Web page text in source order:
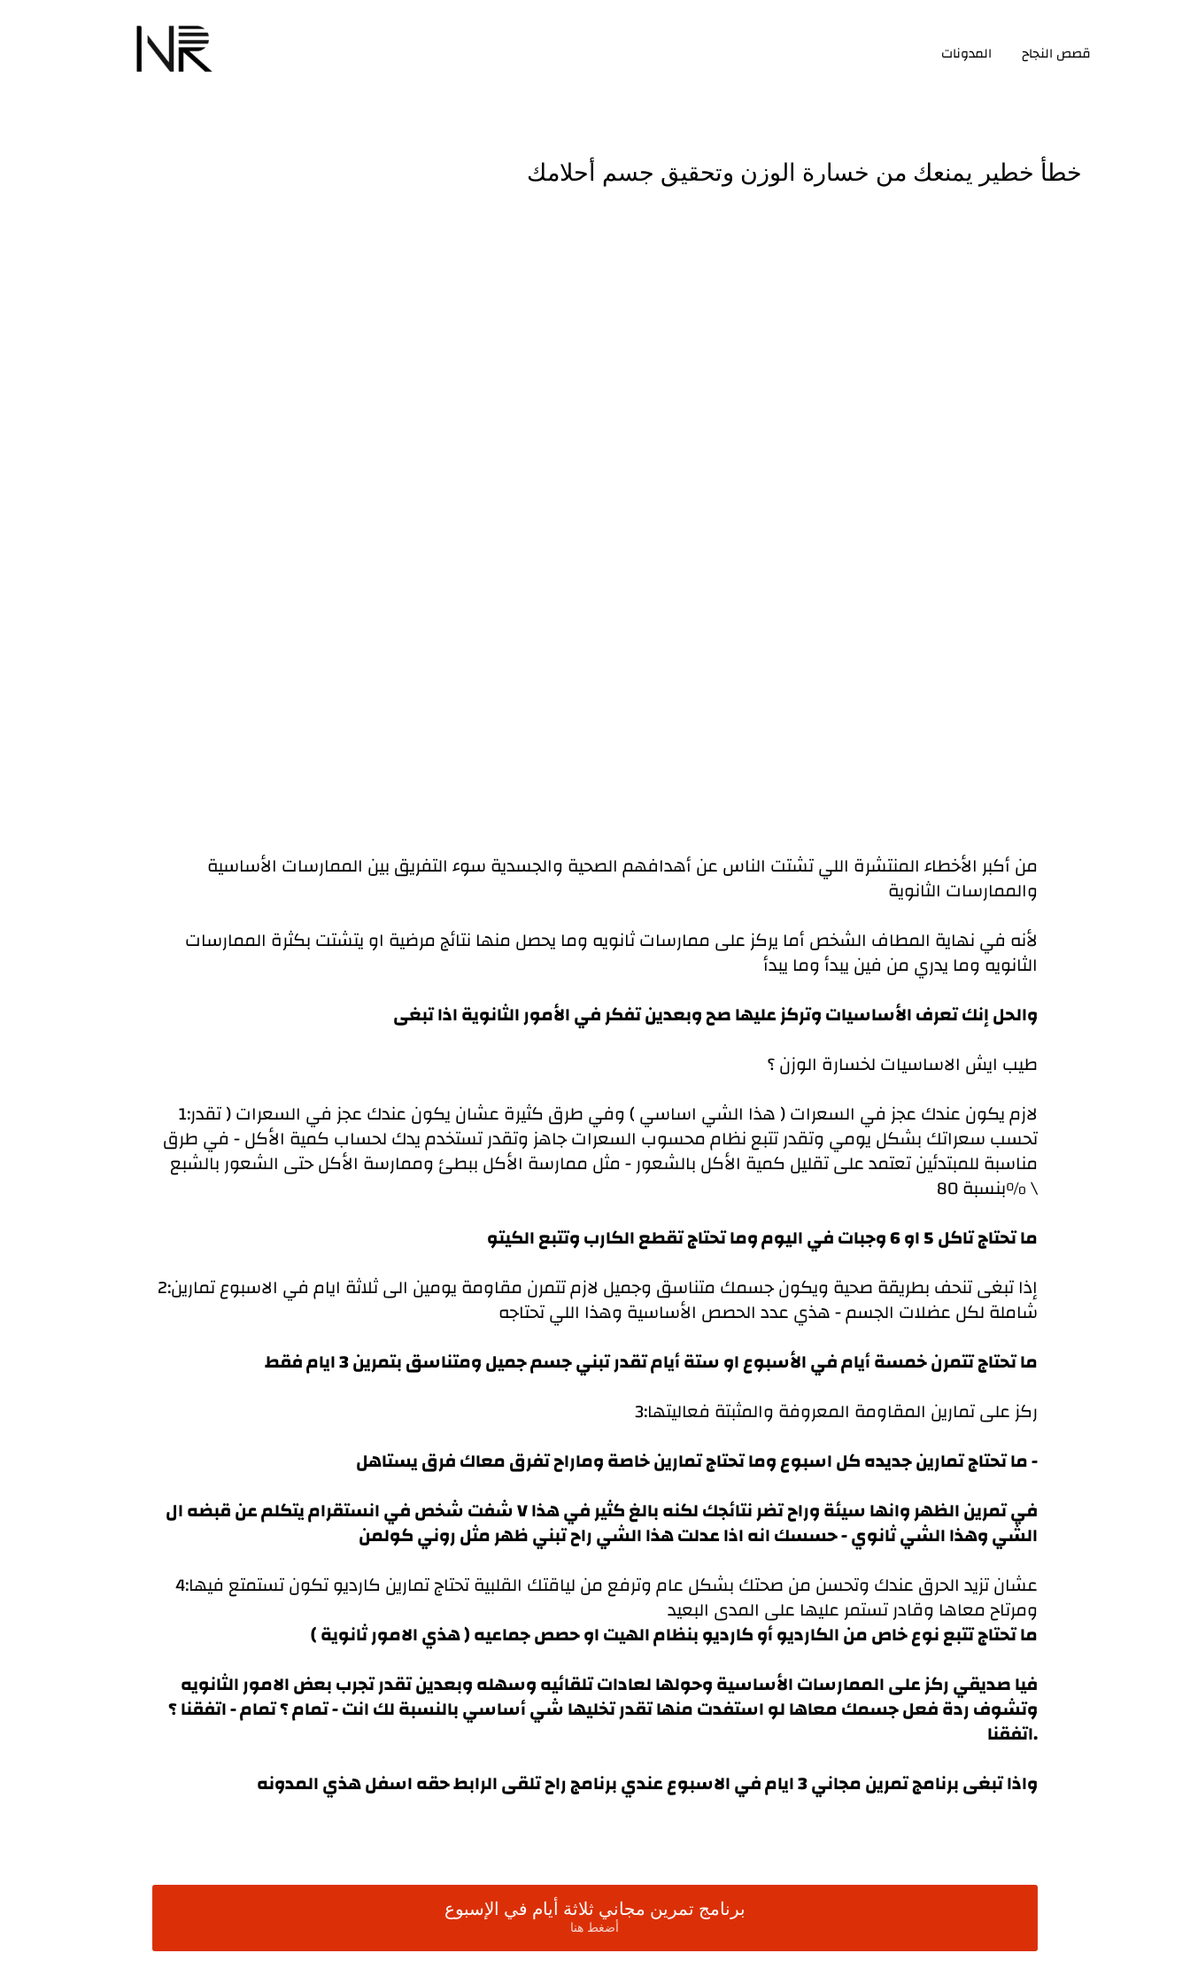
المدونات قصص النجاح
خطأ خطير يمنعك من خسارة الوزن وتحقيق جسم أحلامك
من أكبر الأخطاء المنتشرة اللي تشتت الناس عن أهدافهم الصحية والجسدية سوء التفريق بين الممارسات الأساسية
والممارسات الثانوية
لأنه في نهاية المطاف الشخص أما يركز على ممارسات ثانويه وما يحصل منها نتائج مرضية او يتشتت بكثرة الممارسات
الثانويه وما يدري من فين يبدأ وما يبدأ
والحل إنك تعرف الأساسيات وتركز عليها صح وبعدين تفكر في الأمور الثانوية اذا تبغى
طيب ايش الاساسيات لخسارة الوزن ؟
1:لازم يكون عندك عجز في السعرات ( هذا الشي اساسي ) وفي طرق كثيرة عشان يكون عندك عجز في السعرات ( تقدر
تحسب سعراتك بشكل يومي وتقدر تتبع نظام محسوب السعرات جاهز وتقدر تستخدم يدك لحساب كمية الأكل - في طرق
مناسبة للمبتدئين تعتمد على تقليل كمية الأكل بالشعور - مثل ممارسة الأكل ببطئ وممارسة الأكل حتى الشعور بالشبع
بنسبة 80% \
ما تحتاج تاكل 5 او 6 وجبات في اليوم وما تحتاج تقطع الكارب وتتبع الكيتو
2:إذا تبغى تنحف بطريقة صحية ويكون جسمك متناسق وجميل لازم تتمرن مقاومة يومين الى ثلاثة ايام في الاسبوع تمارين
شاملة لكل عضلات الجسم - هذي عدد الحصص الأساسية وهذا اللي تحتاجه
ما تحتاج تتمرن خمسة أيام في الأسبوع او ستة أيام تقدر تبني جسم جميل ومتناسق بتمرين 3 ايام فقط
3:ركز على تمارين المقاومة المعروفة والمثبتة فعاليتها
ما تحتاج تمارين جديده كل اسبوع وما تحتاج تمارين خاصة وماراح تفرق معاك فرق يستاهل -
شفت شخص في انستقرام يتكلم عن قبضه ال V في تمرين الظهر وانها سيئة وراح تضر نتائجك لكنه بالغ كثير في هذا
الشي وهذا الشي ثانوي - حسسك انه اذا عدلت هذا الشي راح تبني ظهر مثل روني كولمن
4:عشان تزيد الحرق عندك وتحسن من صحتك بشكل عام وترفع من لياقتك القلبية تحتاج تمارين كارديو تكون تستمتع فيها
ومرتاح معاها وقادر تستمر عليها على المدى البعيد
ما تحتاج تتبع نوع خاص من الكارديو أو كارديو بنظام الهيت او حصص جماعيه ( هذي الامور ثانوية )
فيا صديقي ركز على الممارسات الأساسية وحولها لعادات تلقائيه وسهله وبعدين تقدر تجرب بعض الامور الثانويه
وتشوف ردة فعل جسمك معاها لو استفدت منها تقدر تخليها شي أساسي بالنسبة لك انت - تمام ؟ تمام - اتفقنا ؟
اتفقنا.
واذا تبغى برنامج تمرين مجاني 3 ايام في الاسبوع عندي برنامج راح تلقى الرابط حقه اسفل هذي المدونه
برنامج تمرين مجاني ثلاثة أيام في الإسبوع
أضغط هنا